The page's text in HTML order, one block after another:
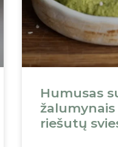
Humusas
žalumynais
riešutų